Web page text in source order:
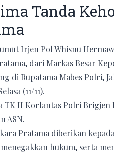
Tanda
Irjen Pol Whisnu
dari Markas Besar
di Rupatama Mabes Polri,
(11/11).
II Korlantas Polri Brigjen
ASN.
Pratama diberikan
hukum, serta